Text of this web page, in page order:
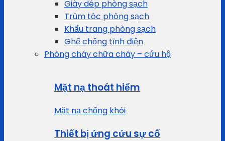
Giày dép phòng sạch
Trùm tóc phòng sạch
Khẩu trang phòng sạch
Ghế chống tĩnh điện
Phòng cháy chữa cháy – cứu hộ
Mặt nạ thoát hiểm
Mặt nạ chống khói
Thiết bị ứng cứu sự cố